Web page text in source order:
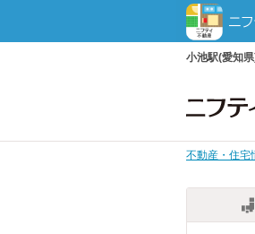
小池駅(愛知
不動産・住宅